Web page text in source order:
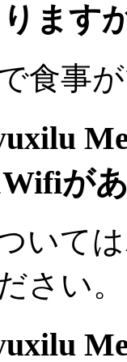
ます
食事
が
いて
さい。